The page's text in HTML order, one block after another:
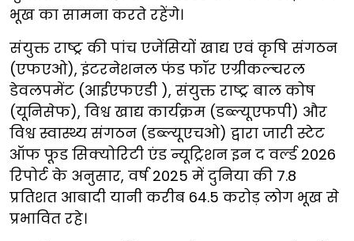
भूख का सामना करते रहेंगे।
संयुक्त राष्ट्र की पांच एजेंसियों खाद्य एवं कृषि संगठन
(एफएओ), इंटरनेशनल फंड फॉर एग्रीकल्चरल
डेवलपमेंट (आईएफएडी ), संयुक्त राष्ट्र बाल कोष
(यूनिसेफ), विश्व खाद्य कार्यक्रम (डब्ल्यूएफपी) और
विश्व स्वास्थ्य संगठन (डब्ल्यूएचओ) द्वारा जारी स्टेट
ऑफ फूड सिक्योरिटी एंड न्यूट्रिशन इन द वर्ल्ड 2026
रिपोर्ट के अनुसार, वर्ष 2025 में दुनिया की 7.8
प्रतिशत आबादी यानी करीब 64.5 करोड़ लोग भूख से
प्रभावित रहे।